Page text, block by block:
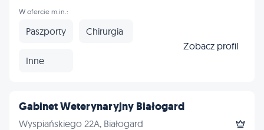
W ofercie m.in.:
Paszporty Chirurgia
Inne
Zobacz profil
Gabinet Weterynaryjny Białogard
Wyspiańskiego 22A, Białogard